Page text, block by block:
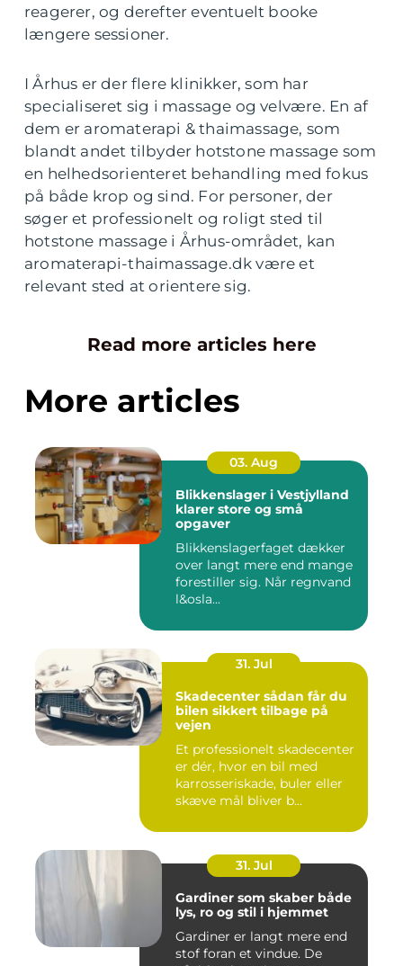
reagerer, og derefter eventuelt booke
længere sessioner.
I Århus er der flere klinikker, som har
specialiseret sig i massage og velvære. En af
dem er aromaterapi & thaimassage, som
blandt andet tilbyder hotstone massage som
en helhedsorienteret behandling med fokus
på både krop og sind. For personer, der
søger et professionelt og roligt sted til
hotstone massage i Århus-området, kan
aromaterapi-thaimassage.dk være et
relevant sted at orientere sig.
Read more articles here
More articles
03. Aug
Blikkenslager i Vestjylland
klarer store og små
opgaver
Blikkenslagerfaget dækker
over langt mere end mange
forestiller sig. Når regnvand
l&osla...
31. Jul
Skadecenter sådan får du
bilen sikkert tilbage på
vejen
Et professionelt skadecenter
er dér, hvor en bil med
karrosseriskade, buler eller
skæve mål bliver b...
31. Jul
Gardiner som skaber både
lys, ro og stil i hjemmet
Gardiner er langt mere end
stof foran et vindue. De